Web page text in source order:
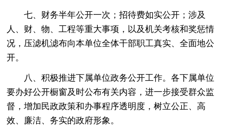
七、财务半年公开一次；招待费如实公开；涉及
人、财、物、工程等重大事项，以及机关考核和奖惩情
况，压滤机滤布向本单位全体干部职工真实、全面地公
开。
八、积极推进下属单位政务公开工作。各下属单位
要办好公开橱窗及时公布有关内容，进一步接受群众监
督，增加民政政策和办事程序透明度，树立公正、高
效、廉洁、务实的政府形象。